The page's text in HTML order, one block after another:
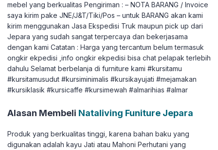
mebel yang berkualitas Pengiriman : – NOTA BARANG / Invoice
saya kirim pake JNE/J&T/Tiki/Pos – untuk BARANG akan kami
kirim menggunakan Jasa Ekspedisi Truk maupun pick up dari
Jepara yang sudah sangat terpercaya dan bekerjasama
dengan kami Catatan : Harga yang tercantum belum termasuk
ongkir ekpedisi ,info ongkir ekpedisi bisa chat pelapak terlebih
dahulu Selamat berbelanja di furniture kami #kursitamu
#kursitamusudut #kursiminimalis #kursikayujati #mejamakan
#kursiklasik #kursicaffe #kursimewah #almarihias #almar
Alasan Membeli Nataliving Funiture Jepara
Produk yang berkualitas tinggi, karena bahan baku yang
digunakan adalah kayu Jati atau Mahoni Perhutani yang